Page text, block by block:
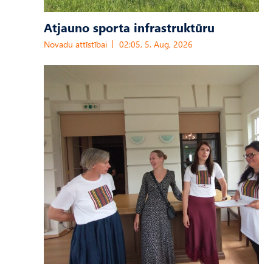
Atjauno sporta infrastruktūru
Novadu attīstībai 02:05, 5. Aug, 2026